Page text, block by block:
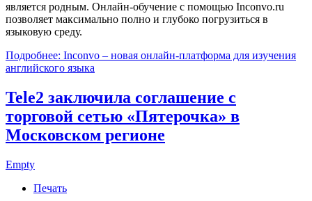
является родным. Онлайн-обучение с помощью Inconvo.ru
позволяет максимально полно и глубоко погрузиться в
языковую среду.
Подробнее: Inconvo – новая онлайн-платформа для изучения
английского языка
Tele2 заключила соглашение с
торговой сетью «Пятерочка» в
Московском регионе
Empty
Печать